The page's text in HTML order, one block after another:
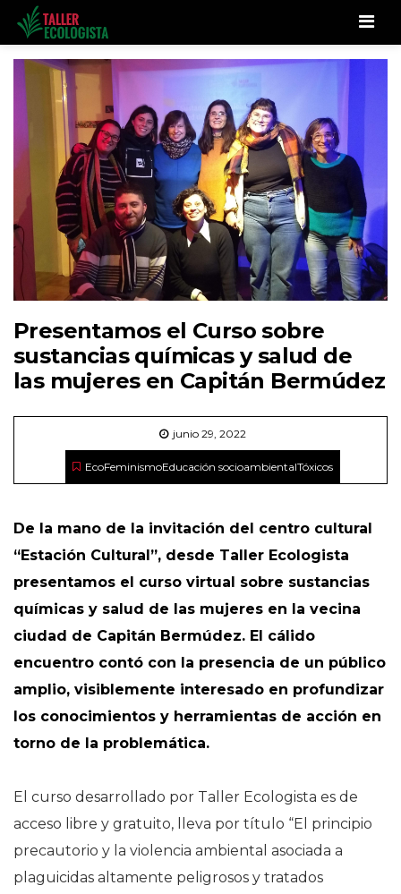
Presentamos el Curso sobre
sustancias químicas y salud de
las mujeres en Capitán Bermúdez
junio 29, 2022
EcoFeminismoEducación socioambientalTóxicos
De la mano de la invitación del centro cultural
“Estación Cultural”, desde Taller Ecologista
presentamos el curso virtual sobre sustancias
químicas y salud de las mujeres en la vecina
ciudad de Capitán Bermúdez. El cálido
encuentro contó con la presencia de un público
amplio, visiblemente interesado en profundizar
los conocimientos y herramientas de acción en
torno de la problemática.
El curso desarrollado por Taller Ecologista es de
acceso libre y gratuito, lleva por título “El principio
precautorio y la violencia ambiental asociada a
plaguicidas altamente peligrosos y tratados